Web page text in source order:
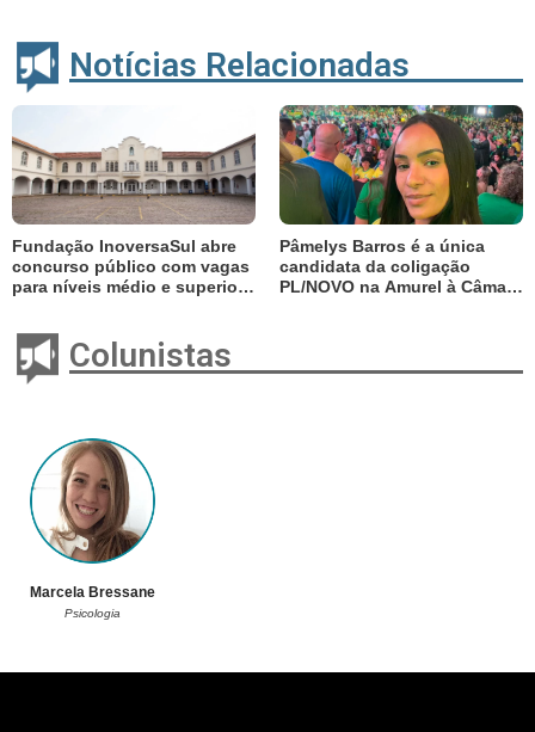
Notícias Relacionadas
Fundação InoversaSul abre
concurso público com vagas
para níveis médio e superior;
Pâmelys Barros é a única
candidata da coligação
PL/NOVO na Amurel à Câmara
Colunistas
Marcela Bressane
Psicologia